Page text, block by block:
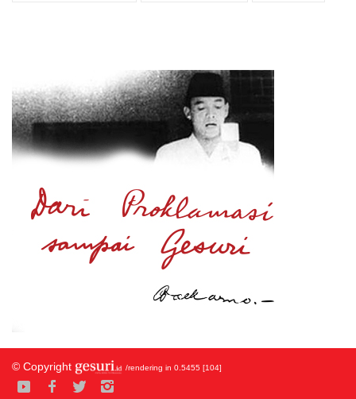
© Copyright /rendering in 0.5455 [104]